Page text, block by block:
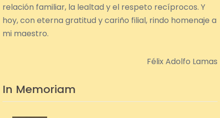
relación familiar, la lealtad y el respeto recíprocos. Y
hoy, con eterna gratitud y cariño filial, rindo homenaje a
mi maestro.
Félix Adolfo Lamas
In Memoriam